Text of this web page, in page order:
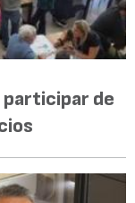
participar de